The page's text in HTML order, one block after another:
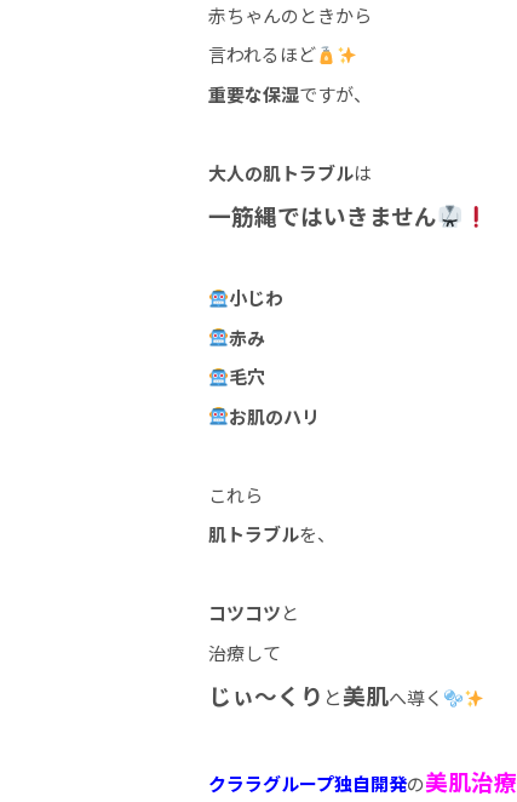
赤ちゃんのときから
言われるほど
重要な保湿ですが、
大人の肌トラブルは
一筋縄ではいきません
小じわ
赤み
毛穴
お肌のハリ
これら
肌トラブルを、
コツコツと
治療して
じぃ～くり と美肌へ導く
クララグループ独自開発の美肌治療